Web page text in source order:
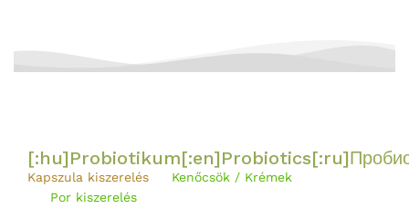
Kapszula kiszerelés
Kenőcsök / Krémek
Por kiszerelés